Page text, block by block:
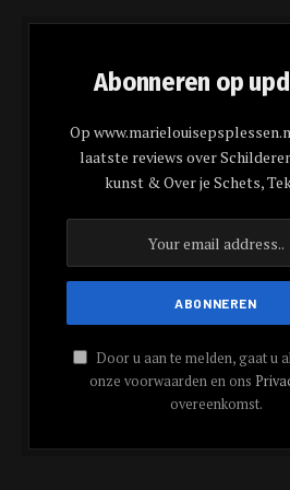
Abonneren op
Op
laatste reviews over
kunst & Over je Schets,
Door u aan te melden, gaat u
onze voorwaarden en ons
overeenkomst.